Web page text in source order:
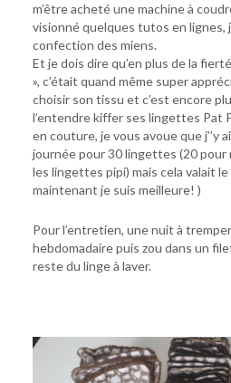
m’être acheté une machine à
visionné quelques tutos en lignes,
confection des miens.
Et je dois dire qu’en plus de la
», c’était quand même super
choisir son tissu et c’est encore
l’entendre kiffer ses lingettes Pat
en couture, je vous avoue que j’’y
journée pour 30 lingettes (20 pour
les lingettes pipi) mais cela valait
maintenant je suis meilleure! )
Pour l’entretien, une nuit à
hebdomadaire puis zou dans un
reste du linge à laver.